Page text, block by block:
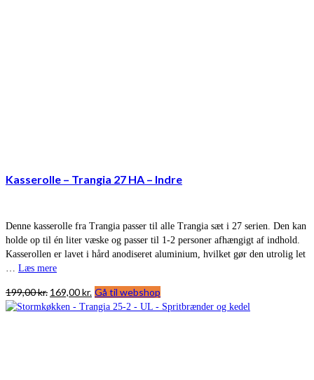
Kasserolle – Trangia 27 HA – Indre
Denne kasserolle fra Trangia passer til alle Trangia sæt i 27 serien. Den kan
holde op til én liter væske og passer til 1-2 personer afhængigt af indhold.
Kasserollen er lavet i hård anodiseret aluminium, hvilket gør den utrolig let
Læs mere
199,00kr. Den
oprindelige
169,00kr. Den
aktuelle
Gå til webshop